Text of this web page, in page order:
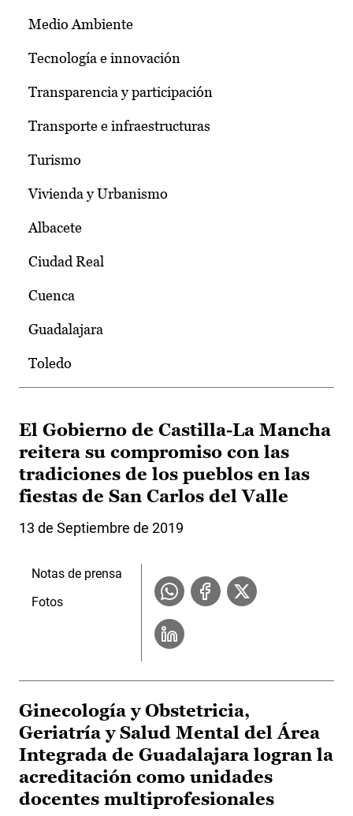
Medio Ambiente
Tecnología e innovación
Transparencia y participación
Transporte e infraestructuras
Turismo
Vivienda y Urbanismo
Albacete
Ciudad Real
Cuenca
Guadalajara
Toledo
El Gobierno de Castilla-La Mancha
reitera su compromiso con las
tradiciones de los pueblos en las
fiestas de San Carlos del Valle
13 de Septiembre de 2019
Notas de prensa
Fotos
Ginecología y Obstetricia,
Geriatría y Salud Mental del Área
Integrada de Guadalajara logran la
acreditación como unidades
docentes multiprofesionales